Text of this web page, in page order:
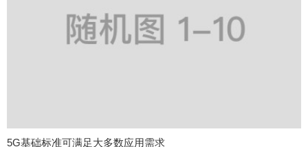
5G基础标准可满足大多数应用需求